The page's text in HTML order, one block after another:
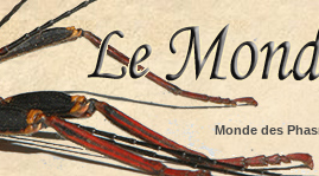
Monde des